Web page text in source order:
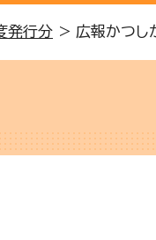
発行分 > 広報かつ